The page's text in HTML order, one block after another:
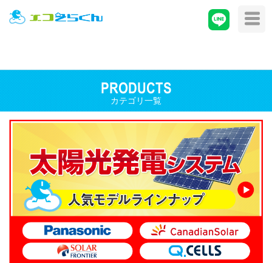
PRODUCTS
カテゴリ一覧